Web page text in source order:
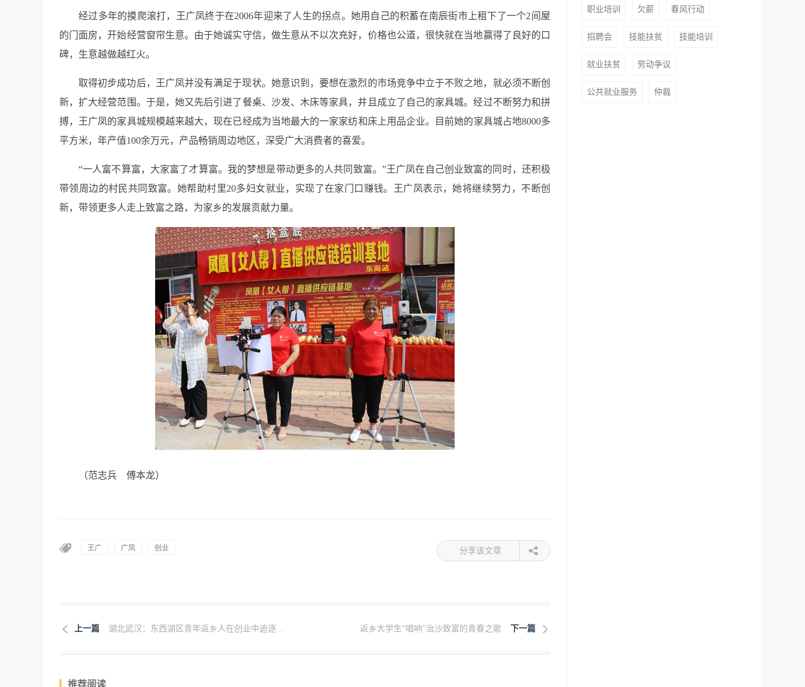
经过多年的摸爬滚打，王广凤终于在2006年迎来了人生的拐点。她用自己的积蓄在南辰街市上租下了一个2间屋
的门面房，开始经营窗帘生意。由于她诚实守信，做生意从不以次充好，价格也公道，很快就在当地赢得了良好的口
碑，生意越做越红火。
取得初步成功后，王广凤并没有满足于现状。她意识到，要想在激烈的市场竞争中立于不败之地，就必须不断创
新，扩大经营范围。于是，她又先后引进了餐桌、沙发、木床等家具，并且成立了自己的家具城。经过不断努力和拼
搏，王广凤的家具城规模越来越大，现在已经成为当地最大的一家家纺和床上用品企业。目前她的家具城占地8000多
平方米，年产值100余万元，产品畅销周边地区，深受广大消费者的喜爱。
“一人富不算富，大家富了才算富。我的梦想是带动更多的人共同致富。”王广凤在自己创业致富的同时，还积极
带领周边的村民共同致富。她帮助村里20多妇女就业，实现了在家门口赚钱。王广凤表示，她将继续努力，不断创
新，带领更多人走上致富之路，为家乡的发展贡献力量。
（范志兵 傅本龙）
王广 广凤 创业 分享该文章
上一篇 湖北武汉：东西湖区青年返乡人在创业中追逐... 下一篇
返乡大学生“唱响”治沙致富的青春之歌
推荐阅读
职业培训 欠薪 春风行动
招聘会 技能扶贫 技能培训
就业扶贫 劳动争议
公共就业服务 仲裁